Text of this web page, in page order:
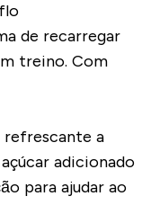
de recarregar
treino. Com
refrescante a
adicionado
para ajudar ao